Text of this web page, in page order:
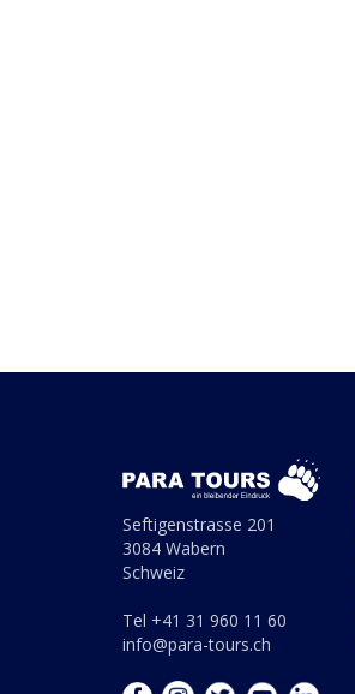
Seftigenstrasse 201
3084 Wabern
Schweiz
Tel +41 31 960 11 60
info@para-tours.ch